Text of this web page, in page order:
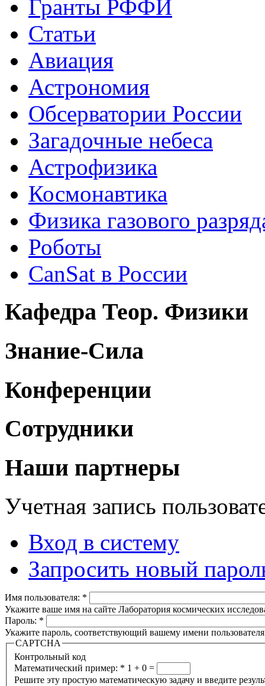
Гранты РФФИ
Статьи
Авиация
Астрономия
Обсерватории России
Загадочные небеса
Астрофизика
Космонавтика
Физика газового
Роботы
CanSat в России
Кафедра Теор. Физики
Знание-Сила
Конференции
Сотрудники
Наши партнеры
Учетная запись
Вход в систему
Запросить новый
Имя пользователя: *
Укажите ваше имя на сайте Лаборатория космических
Пароль: *
Укажите пароль, соответствующий вашему имени
CAPTCHA
Контрольный код
Математический пример: * 1 + 0 =
Решите эту простую математическую задачу и введите